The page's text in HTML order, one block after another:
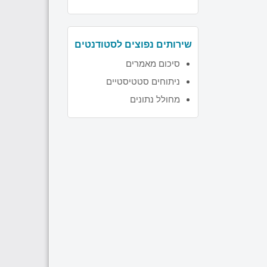
שירותים נפוצים לסטודנטים
סיכום מאמרים
ניתוחים סטטיסטיים
מחולל נתונים